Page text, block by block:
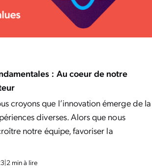
: Au coeur de notre
croyons que l’innovation émerge de la
diverses. Alors que nous
notre équipe, favoriser la
|2 min à lire